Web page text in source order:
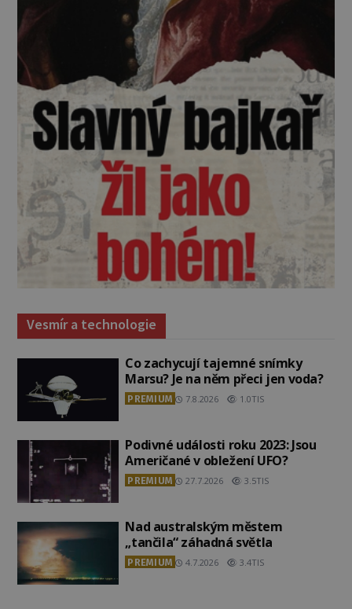
Vesmír a technologie
Co zachycují tajemné snímky
Marsu? Je na něm přeci jen voda?
PREMIUM 7.8.2026 1.0TIS
Podivné události roku 2023: Jsou
Američané v obležení UFO?
PREMIUM 27.7.2026 3.5TIS
Nad australským městem
„tančila“ záhadná světla
PREMIUM 4.7.2026 3.4TIS